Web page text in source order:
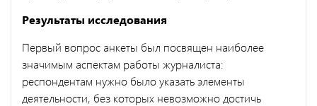
Результаты исследования
Первый вопрос анкеты был посвящен наиболее
значимым аспектам работы журналиста:
респондентам нужно было указать элементы
деятельности, без которых невозможно достичь